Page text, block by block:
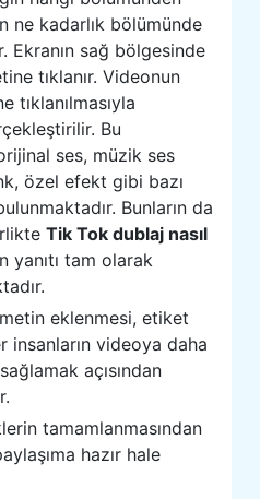
ne kadarlık bölümünde
Ekranın sağ bölgesinde
tıklanır. Videonun
tıklanılmasıyla
Bu
ses, müzik ses
özel efekt gibi bazı
Bunların da
Tik Tok dublaj nasıl
yanıtı tam olarak
eklenmesi, etiket
insanların videoya daha
açısından
tamamlanmasından
hazır hale